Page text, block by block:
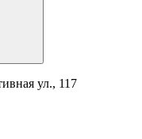
ул., 117